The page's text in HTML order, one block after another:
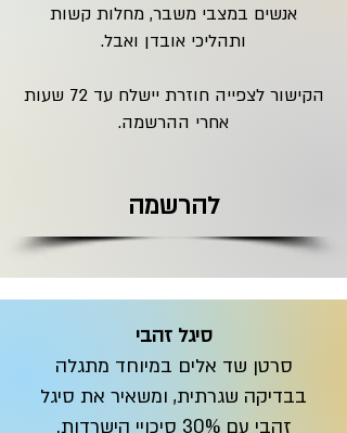
אנשים במצבי משבר, מחלות קשות
ותהליכי אובדן ואבל.
הקישור לצפייה חוזרת יישלח עד 72 שעות
אחרי ההרשמה.
להרשמה
סיגל זהבי
סרטן שד אלים במיוחד מתגלה
בבדיקה שגרתית, ומשאיר את סיגל
זהבי עם 30% סיכויי הישרדות.